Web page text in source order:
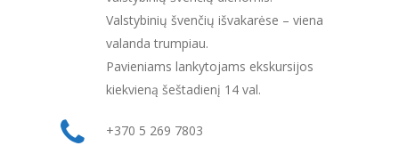
Valstybinių švenčių išvakarėse – viena
valanda trumpiau.
Pavieniams lankytojams ekskursijos
kiekvieną šeštadienį 14 val.
+370 5 269 7803